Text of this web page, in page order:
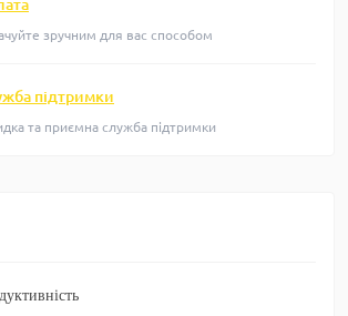
зручним для вас способом
підтримки
та приємна служба підтримки